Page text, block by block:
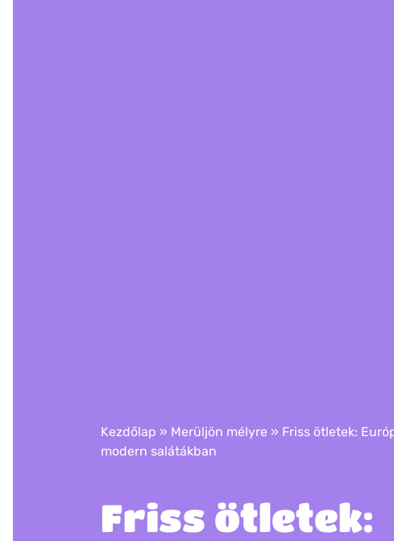
Kezdőlap » Merüljön mélyre » ​​​Friss ötletek:
modern salátákban
​​​Friss ötletek: